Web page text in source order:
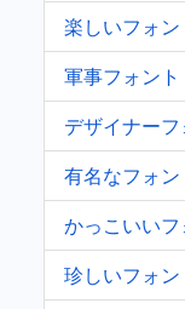
楽しいフォン
軍事フォント
デザイナーフ
有名なフォン
かっこいいフ
珍しいフォン